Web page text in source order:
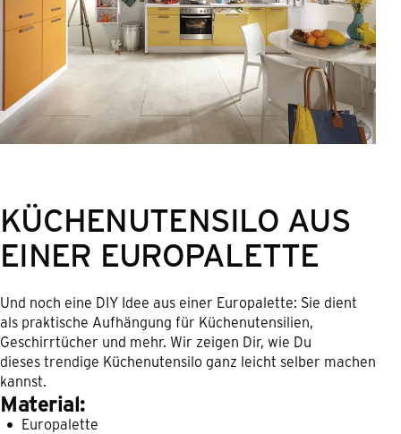
KÜCHENUTENSILO AUS
EINER EUROPALETTE
Und noch eine DIY Idee aus einer Europalette: Sie dient
als praktische Aufhängung für Küchenutensilien,
Geschirrtücher und mehr. Wir zeigen Dir, wie Du
dieses trendige Küchenutensilo ganz leicht selber machen
kannst.
Material:
Europalette